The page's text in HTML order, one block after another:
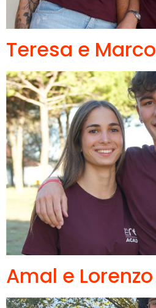
Teresa e Marco
Amal e Lorenzo